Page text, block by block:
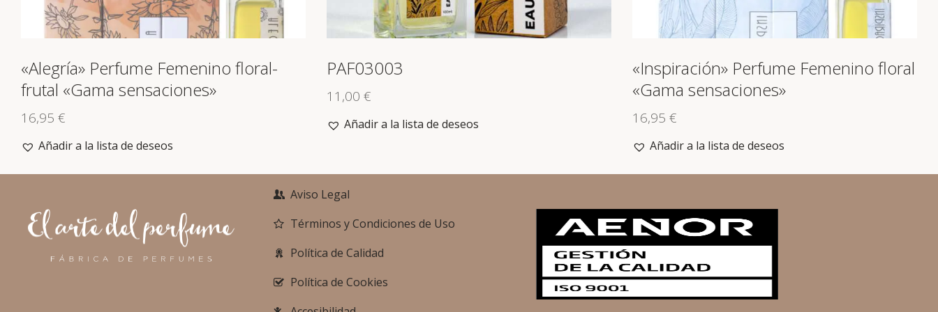
«Alegría» Perfume Femenino floral-
frutal «Gama sensaciones»
16,95 €
Añadir a la lista de deseos
PAF03003
11,00 €
Añadir a la lista de deseos
«Inspiración» Perfume Femenino floral
«Gama sensaciones»
16,95 €
Añadir a la lista de deseos
Aviso Legal
Términos y Condiciones de Uso
Política de Calidad
Política de Cookies